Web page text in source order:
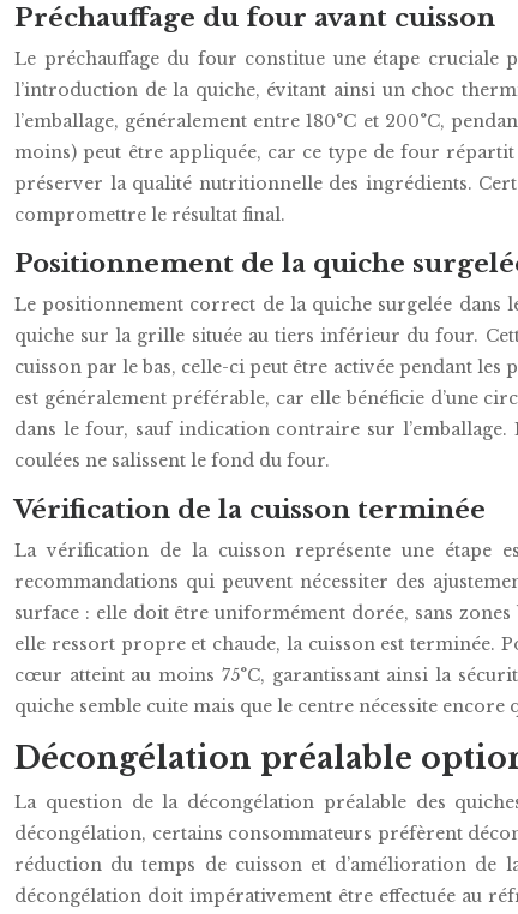
Préchauffage du four avant cuisson
Le préchauffage du four constitue une étape cruciale
l’introduction de la quiche, évitant ainsi un choc
l’emballage, généralement entre 180°C et 200°C,
moins) peut être appliquée, car ce type de four
préserver la qualité nutritionnelle des ingrédients.
compromettre le résultat final.
Positionnement de la quiche
Le positionnement correct de la quiche surgelée
quiche sur la grille située au tiers inférieur du four.
cuisson par le bas, celle-ci peut être activée pendant
est généralement préférable, car elle bénéficie d’une
dans le four, sauf indication contraire sur
coulées ne salissent le fond du four.
Vérification de la cuisson terminée
La vérification de la cuisson représente une étape
recommandations qui peuvent nécessiter des
surface : elle doit être uniformément dorée, sans
elle ressort propre et chaude, la cuisson est terminée.
cœur atteint au moins 75°C, garantissant ainsi la
quiche semble cuite mais que le centre nécessite
Décongélation préalable
La question de la décongélation préalable des
décongélation, certains consommateurs préfèrent
réduction du temps de cuisson et d’amélioration de
décongélation doit impérativement être effectuée au